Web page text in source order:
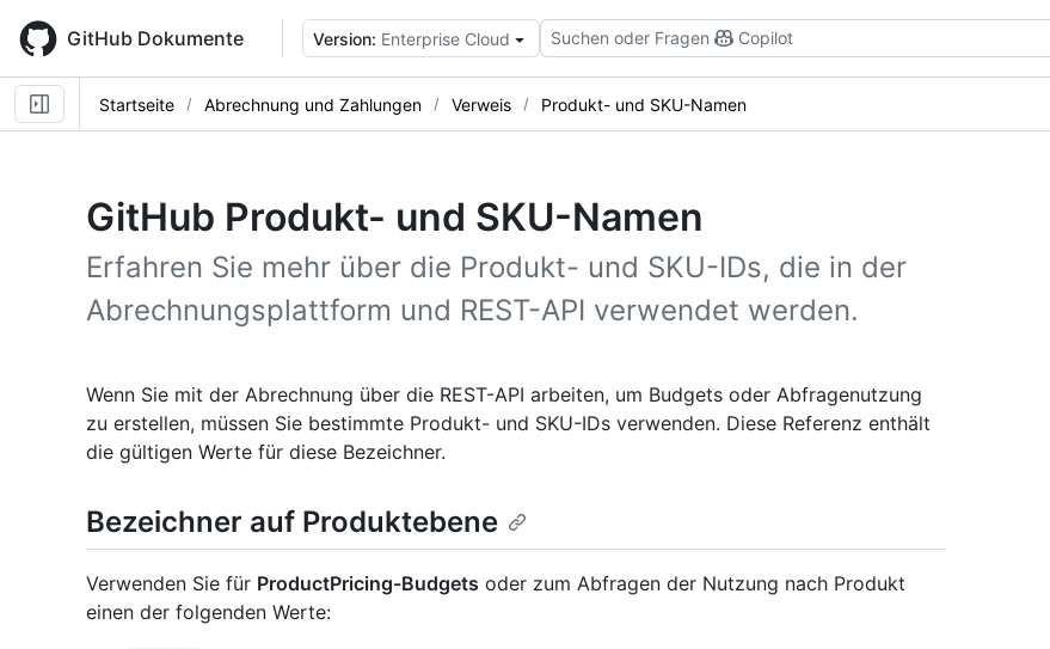
main
content
GitHub Dokumente Version: Enterprise Cloud Suchen oder Fragen Copilot
Startseite Abrechnung und Zahlungen Verweis Produkt- und SKU-Namen
GitHub Produkt- und SKU-Namen
Erfahren Sie mehr über die Produkt- und SKU-IDs, die in der
Abrechnungsplattform und REST-API verwendet werden.
Wenn Sie mit der Abrechnung über die REST-API arbeiten, um Budgets oder Abfragenutzung
zu erstellen, müssen Sie bestimmte Produkt- und SKU-IDs verwenden. Diese Referenz enthält
die gültigen Werte für diese Bezeichner.
Bezeichner auf Produktebene
Verwenden Sie für ProductPricing-Budgets oder zum Abfragen der Nutzung nach Produkt
einen der folgenden Werte: